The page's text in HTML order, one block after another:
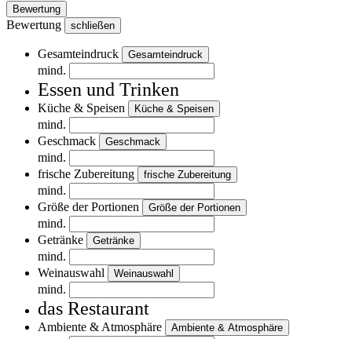
Bewertung
Bewertung schließen
Gesamteindruck Gesamteindruck
mind.
Essen und Trinken
Küche & Speisen Küche & Speisen
mind.
Geschmack
Geschmack
mind.
frische Zubereitung
frische Zubereitung
mind.
Größe der Portionen
Größe der Portionen
mind.
Getränke
Getränke
mind.
Weinauswahl
Weinauswahl
mind.
das Restaurant
Ambiente & Atmosphäre Ambiente & Atmosphäre